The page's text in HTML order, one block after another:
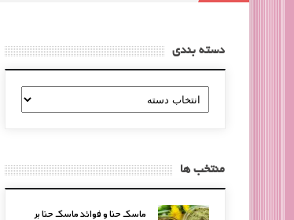
دسته بندی
دسته
بندی
منتخب ها
ماسک حنا و فوائد ماسک حنا بر